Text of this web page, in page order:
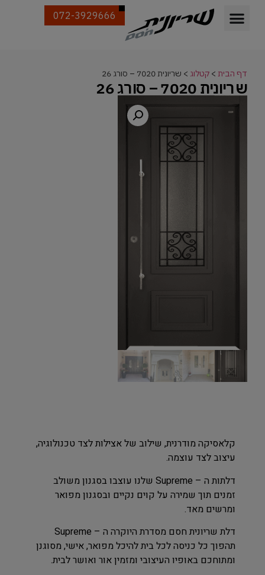
072-3929666
דף הבית > קטלוג > שריונית 7020 – סורג 26
שריונית 7020 – סורג 26
קלאסיקה מודרנית, שילוב של אצילות לצד טכנולוגיה,
עיצוב לצד עוצמה.
דלתות ה – Supreme שלנו עוצבו בסגנון משולב
זמנים תוך שמירה על קוים נקיים ובסגנון מפואר
ומרשים מאד.
דלת שריונית חסם מסדרת היוקרה ה – Supreme
תהפוך כל כניסה לכל בית להיכל מפואר, אישי, מסוגנן
ומתוחכם באופיו העיצובי ומזמין אור ואושר לבית.